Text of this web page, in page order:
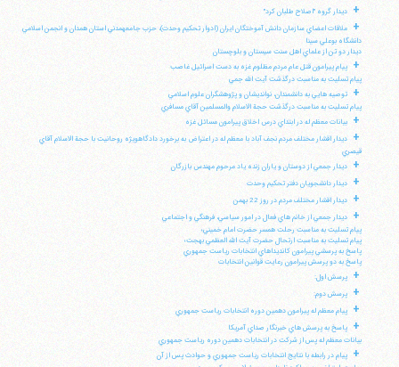
+ ديدار گروه "اصلاح طلبان كرد"
+
ملاقات اعضاي سازمان دانش آموختگان ايران (ادوار تحكيم وحدت)، حزب جامعهمدني استان همدان و انجمن اسلامي
دانشگاه بوعلي سينا
ديدار دو تن از علماي اهل سنت سيستان و بلوچستان
+
پيام پيرامون قتل عام مردم مظلوم غزه به دست اسرائيل غاصب
پيام تسليت به مناسبت درگذشت آيت الله جمي
+
توصيه هايي به دانشمندان، نوانديشان و پژوهشگران علوم اسلامي
پيام تسليت به مناسبت درگذشت حجة الاسلام والمسلمين آقاي مسافري
+ بيانات معظم له در ابتداي درس اخلاق پيرامون مسائل غزه
+
ديدار اقشار مختلف مردم نجف آباد با معظم له در اعتراض به برخورد دادگاهويژه روحانيت با حجة الاسلام آقاي
قيصري
+ ديدار جمعي از دوستان و ياران زنده ياد مرحوم مهندس بازرگان
+ ديدار دانشجويان دفتر تحكيم وحدت
+ ديدار اقشار مختلف مردم در روز 22 بهمن
+
ديدار جمعي از خانم هاي فعال در امور سياسي، فرهنگي و اجتماعي
پيام تسليت به مناسبت رحلت همسر حضرت امام خميني؛
پيام تسليت به مناسبت ارتحال حضرت آيت الله العظمي بهجت؛
پاسخ به پرسشي پيرامون كانديداهاي انتخابات رياست جمهوري
پاسخ به دو پرسش پيرامون رعايت قوانين انتخابات
+ پرسش اول:
+ پرسش دوم:
+ پيام معظم له پيرامون دهمين دوره انتخابات رياست جمهوري
+
پاسخ به پرسش هاي خبرنگار صداي آمريكا
بيانات معظم له پس از شركت در انتخابات دهمين دوره رياست جمهوري
+
پيام در رابطه با نتايج انتخابات رياست جمهوري و حوادث پس از آن